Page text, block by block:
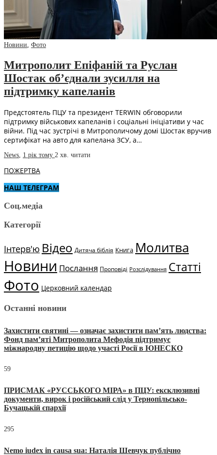
Новини, Фото
Митрополит Епіфаній та Руслан
Шостак об’єднали зусилля на
підтримку капеланів
Предстоятель ПЦУ та президент TERWIN обговорили
підтримку військових капеланів і соціальні ініціативи у час
війни. Під час зустрічі в Митрополичому домі Шостак вручив
сертифікат на авто для капелана ЗСУ, а…
News 1 рік тому 2 хв. читати
ПОЖЕРТВА
НАШ ТЕЛЕГРАМ
Соц.медіа
Категорії
Інтерв'ю Відео Дитяча біблія Книга Молитва
Новини Послання Проповіді Розслідування Статті
Фото Церковний календар
Останні новини
Захистити святині — означає захистити пам’ять людства:
Фонд пам’яті Митрополита Мефодія підтримує
міжнародну петицію щодо участі Росії в ЮНЕСКО
59
ПРИСМАК «РУССЬКОГО МІРА» в ПЦУ: ексклюзивні
документи, вирок і російський слід у Тернопільсько-
Бучацькій єпархії
295
Nemo iudex in causa sua: Наталія Шевчук публічно